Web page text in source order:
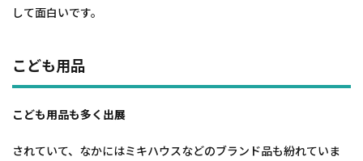
して面白いです。
こども用品
こども用品も多く出展
されていて、なかにはミキハウスなどのブランド品も紛れていま